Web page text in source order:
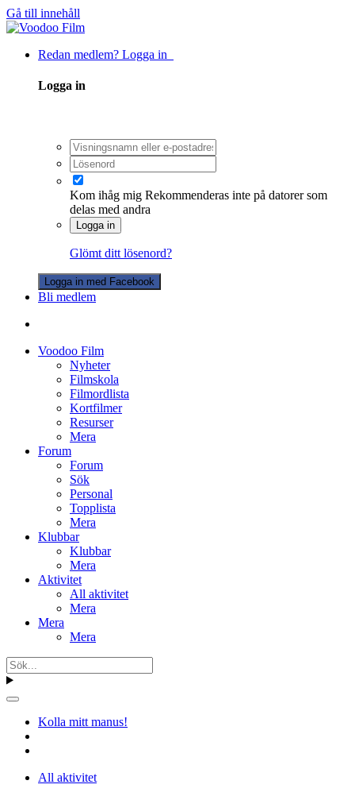
Gå till innehåll
Redan medlem? Logga in
Logga in
Kom ihåg mig Rekommenderas inte på datorer som
delas med andra
Logga in
Glömt ditt lösenord?
Logga in med Facebook
Bli medlem
Voodoo Film
Nyheter
Filmskola
Filmordlista
Kortfilmer
Resurser
Mera
Forum
Forum
Sök
Personal
Topplista
Mera
Klubbar
Klubbar
Mera
Aktivitet
All aktivitet
Mera
Mera
Mera
Kolla mitt manus!
All aktivitet